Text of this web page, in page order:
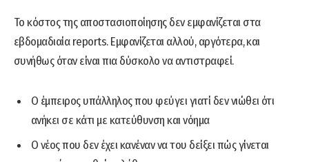
Το κόστος της αποστασιοποίησης δεν εμφανίζεται στα
εβδομαδιαία reports. Εμφανίζεται αλλού, αργότερα, και
συνήθως όταν είναι πια δύσκολο να αντιστραφεί.
Ο έμπειρος υπάλληλος που φεύγει γιατί δεν νιώθει ότι
ανήκει σε κάτι με κατεύθυνση και νόημα
Ο νέος που δεν έχει κανέναν να του δείξει πώς γίνεται